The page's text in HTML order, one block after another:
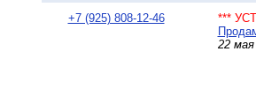
+7 (925) 808-12-46
***
22 мая